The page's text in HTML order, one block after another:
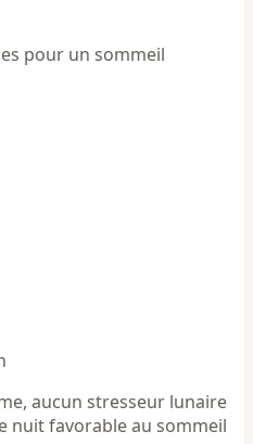
pour un sommeil
aucun stresseur lunaire
nuit favorable au sommeil